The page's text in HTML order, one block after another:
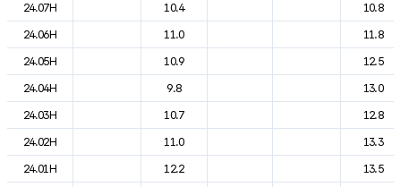
24.07H
10.4
10.8
24.06H
11.0
11.8
24.05H
10.9
12.5
24.04H
9.8
13.0
24.03H
10.7
12.8
24.02H
11.0
13.3
24.01H
12.2
13.5